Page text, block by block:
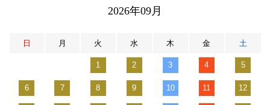
2026年09月
日 月 火 水 木 金 土
1 2 3 4 5
6 7 8 9 10 11 12